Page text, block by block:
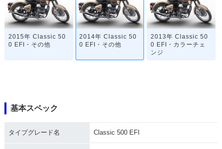
2015年 Classic 50
0 EFI・その他
2014年 Classic 50
0 EFI・その他
2013年 Classic 50
0 EFI・カラーチェ
ンジ
2010年 Classic 50
0 EFI・新登場
基本スペック
タイプグレード名 Classic 500 EFI